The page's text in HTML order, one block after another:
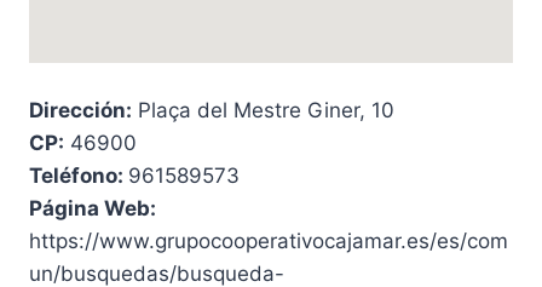
Dirección: Plaça del Mestre Giner, 10
CP: 46900
Teléfono: 961589573
Página Web:
https://www.grupocooperativocajamar.es/es/com
un/busquedas/busqueda-